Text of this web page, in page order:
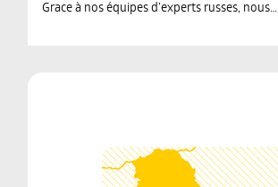
Grace à nos équipes d’experts russes, nous…